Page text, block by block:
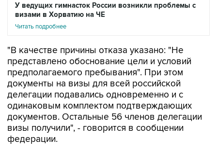
У ведущих гимнасток России возникли проблемы с
визами в Хорватию на ЧЕ
Читать подробнее
"В качестве причины отказа указано: "Не
представлено обоснование цели и условий
предполагаемого пребывания". При этом
документы на визы для всей российской
делегации подавались одновременно и с
одинаковым комплектом подтверждающих
документов. Остальные 56 членов делегации
визы получили", - говорится в сообщении
федерации.